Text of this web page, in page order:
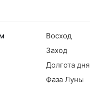
Восход
Заход
Долгота дня
Фаза Луны